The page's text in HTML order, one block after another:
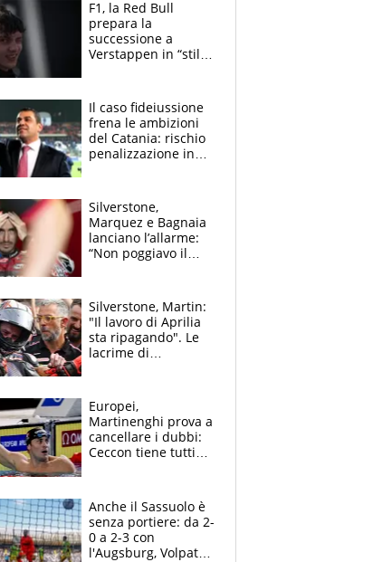
F1, la Red Bull
prepara la
successione a
Verstappen in “stile
attacco all’Italia
Il caso fideiussione
frena le ambizioni
del Catania: rischio
penalizzazione in
Silverstone,
Marquez e Bagnaia
lanciano l’allarme:
“Non poggiavo il
successo”
Silverstone, Martin:
"Il lavoro di Aprilia
sta ripagando". Le
lacrime di
la gara domani"
Europei,
Martinenghi prova a
cancellare i dubbi:
Ceccon tiene tutti
Curtis
Anche il Sassuolo è
senza portiere: da 2-
0 a 2-3 con
l'Augsburg, Volpato